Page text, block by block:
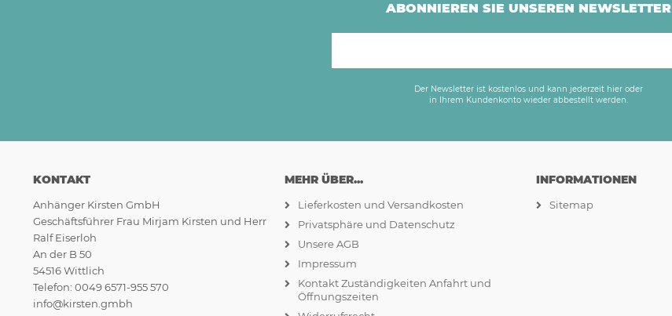
ABONNIEREN SIE UNSEREN NEWSLETTER
Der Newsletter ist kostenlos und kann jederzeit hier oder
in Ihrem Kundenkonto wieder abbestellt werden.
KONTAKT
Anhänger Kirsten GmbH
Geschäftsführer Frau Mirjam Kirsten und Herr
Ralf Eiserloh
An der B 50
54516 Wittlich
Telefon: 0049 6571-955 570
info@kirsten.gmbh
MEHR ÜBER...
Lieferkosten und Versandkosten
Privatsphäre und Datenschutz
Unsere AGB
Impressum
Kontakt Zuständigkeiten Anfahrt und
Öffnungszeiten
INFORMATIONEN
Sitemap